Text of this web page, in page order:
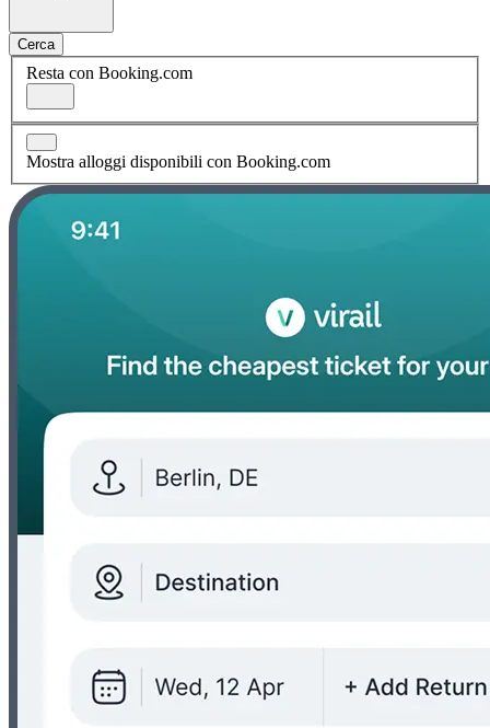
Cerca
Resta con Booking.com
Mostra alloggi disponibili con Booking.com